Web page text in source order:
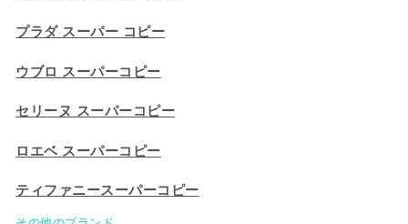
プラダ スーパー コピー
ウブロ スーパーコピー
セリーヌ スーパーコピー​
ロエベ スーパーコピー
ティファニースーパーコピー